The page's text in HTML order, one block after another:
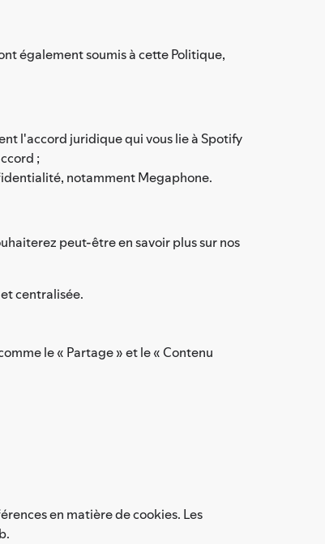
également soumis à cette Politique,
l'accord juridique qui vous lie à Spotify
;
notamment Megaphone.
peut-être en savoir plus sur nos
centralisée.
le « Partage » et le « Contenu
en matière de cookies. Les